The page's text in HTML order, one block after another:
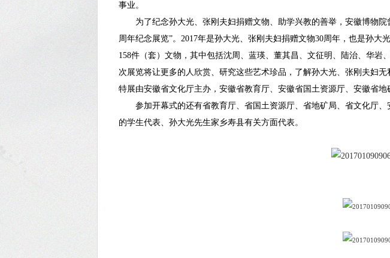
事业。
为了纪念孙大光、张刚夫妇捐赠文物、助学兴教的善举，安徽博物院
周年纪念展览”。2017年是孙大光、张刚夫妇捐赠文物30周年，也是孙
158件（套）文物，其中包括沈周、蓝瑛、董其昌、文征明、陆治、华岩
次展览将让更多的人欣赏、研究这些艺术珍品，了解孙大光、张刚夫妇
特展由安徽省文化厅主办，安徽省教育厅、安徽省国土资源厅、安徽省
参加开幕式的还有省教育厅、省国土资源厅、省地矿局、省文化厅、
的学生代表、孙大光先生家乡寿县有关方面代表。